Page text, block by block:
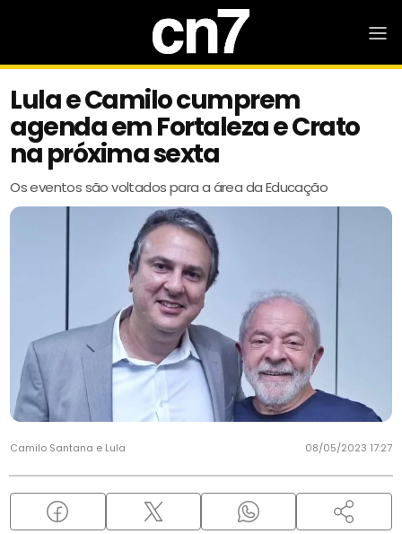
Lula e Camilo cumprem
agenda em Fortaleza e Crato
na próxima sexta
Os eventos são voltados para a área da Educação
Camilo Santana e Lula 08/05/2023 17:27